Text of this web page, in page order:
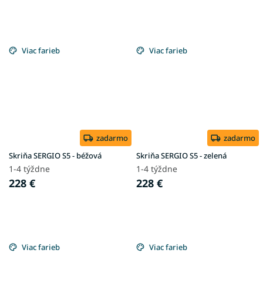
Viac farieb
zadarmo
Skriňa SERGIO S5 - béžová
1-4 týždne
228 €
Viac farieb
zadarmo
Skriňa SERGIO S5 - zelená
1-4 týždne
228 €
Viac farieb Viac farieb